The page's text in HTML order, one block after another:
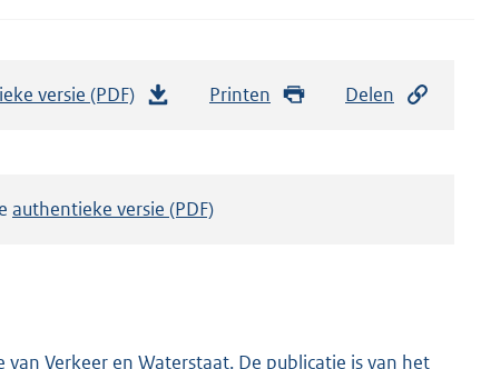
versie (PDF)
a
Printen Delen
authentieke versie (PDF)
Verkeer en Waterstaat. De publicatie is van het